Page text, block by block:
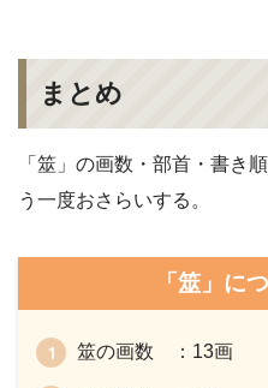
まとめ
「筮」の画数・部首・書き
う一度おさらいする。
「筮」に
筮の画数 ：13画